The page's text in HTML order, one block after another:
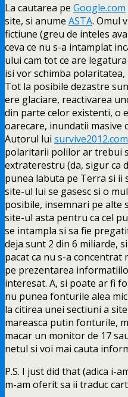
La cautarea pe Google.com
site, si anume ASTA. Omul
fictiune (greu de inteles
ceva ce nu s-a intamplat
ului cam tot ce are
isi vor schimba
Tot la posibile dezastre
ere glaciare, reactivarea
din parte celor existenti, o
oarecare, inundatii masive
Autorul lui survive2012.com
polaritarii polilor ar trebui
extraterestru (da, sigur ca
punea labuta pe Terra si ii
site-ul lui se gasesc si o
posibile, insemnari pe alte
site-ul asta pentru ca cel
se intampla si sa fie
deja sunt 2 din 6 miliarde,
pacat ca nu s-a concentrat
pe prezentarea
interesat. A, si poate ar fi
nu punea fonturile alea
la citirea unei sectiuni a
mareasca putin fonturile,
macar un monitor de 17
netul si voi mai cauta
P.S. I just did that (adica i-
m-am oferit sa ii traduc